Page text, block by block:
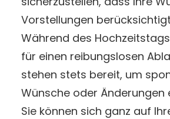
Vorstellungen
Während des
für einen reibungslosen
stehen stets bereit, um
Wünsche oder Änderungen
Sie können sich ganz auf